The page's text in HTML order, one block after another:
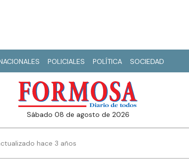
POLICIALES POLÍTICA SOCIEDAD
sábado 08 de agosto de 2026
hace 3 años